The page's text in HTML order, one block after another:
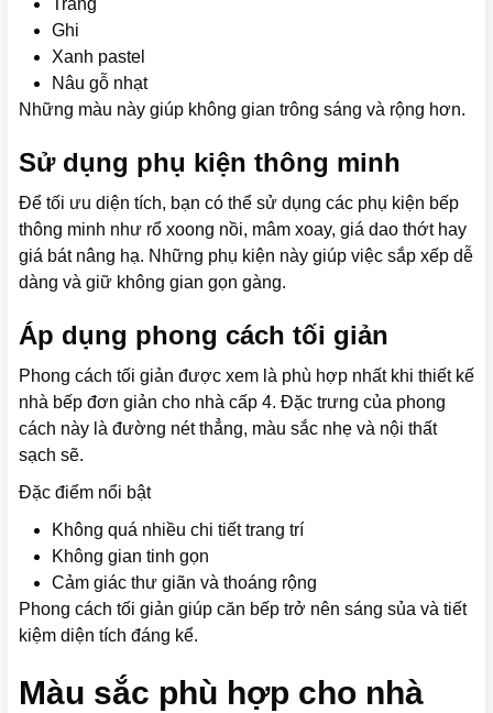
Trắng
Ghi
Xanh pastel
Nâu gỗ nhạt
Những màu này giúp không gian trông sáng và rộng hơn.
Sử dụng phụ kiện thông minh
Để tối ưu diện tích, bạn có thể sử dụng các phụ kiện bếp
thông minh như rổ xoong nồi, mâm xoay, giá dao thớt hay
giá bát nâng hạ. Những phụ kiện này giúp việc sắp xếp dễ
dàng và giữ không gian gọn gàng.
Áp dụng phong cách tối giản
Phong cách tối giản được xem là phù hợp nhất khi thiết kế
nhà bếp đơn giản cho nhà cấp 4. Đặc trưng của phong
cách này là đường nét thẳng, màu sắc nhẹ và nội thất
sạch sẽ.
Đặc điểm nổi bật
Không quá nhiều chi tiết trang trí
Không gian tinh gọn
Cảm giác thư giãn và thoáng rộng
Phong cách tối giản giúp căn bếp trở nên sáng sủa và tiết
kiệm diện tích đáng kể.
Màu sắc phù hợp cho nhà